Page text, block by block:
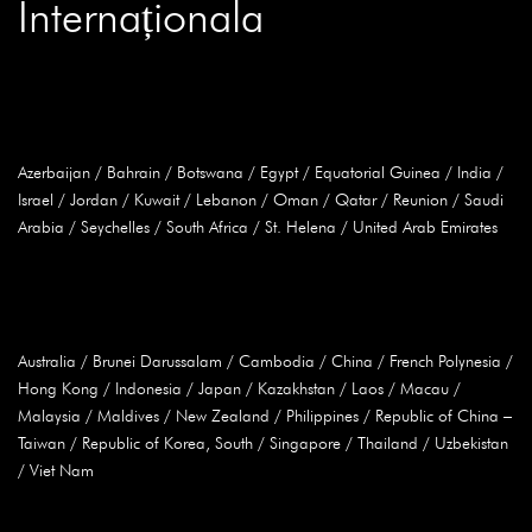
Internaționala
Azerbaijan / Bahrain / Botswana / Egypt / Equatorial Guinea / India /
Israel / Jordan / Kuwait / Lebanon / Oman / Qatar / Reunion / Saudi
Arabia / Seychelles / South Africa / St. Helena / United Arab Emirates
Australia / Brunei Darussalam / Cambodia / China / French Polynesia /
Hong Kong / Indonesia / Japan / Kazakhstan / Laos / Macau /
Malaysia / Maldives / New Zealand / Philippines / Republic of China –
Taiwan / Republic of Korea, South / Singapore / Thailand / Uzbekistan
/ Viet Nam